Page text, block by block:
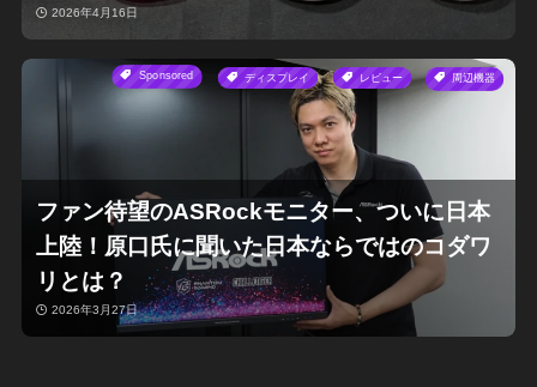
2026年4月16日
Sponsored ディスプレイ レビュー 周辺機器
ファン待望のASRockモニター、ついに日本
上陸！原口氏に聞いた日本ならではのコダワ
リとは？
2026年3月27日